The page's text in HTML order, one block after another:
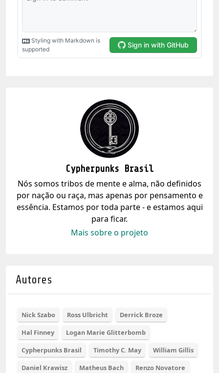
Cypherpunks Brasil
Nós somos tribos de mente e alma, não definidos
por nação ou raça, mas apenas por pensamento e
essência. Estamos por toda parte - e estamos aqui
para ficar.
Mais sobre o projeto
Autores
Nick Szabo Ross Ulbricht
Derrick Broze
Hal Finney
Logan Marie Glitterbomb
Cypherpunks Brasil
Timothy C. May
William Gillis
Daniel Krawisz
Matheus Bach
Renzo Novatore